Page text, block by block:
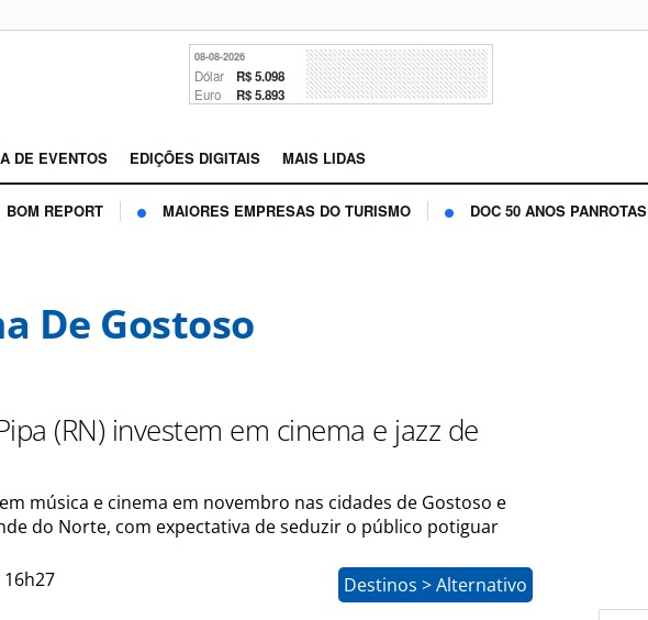
08-08-2026
Dólar R$ 5.098
Euro R$ 5.893
DE EVENTOS EDIÇÕES DIGITAIS MAIS LIDAS
BOM REPORT MAIORES EMPRESAS DO TURISMO DOC 50 ANOS PANROTAS
De Gostoso
(RN) investem em cinema e jazz de
música e cinema em novembro nas cidades de Gostoso e
do Norte, com expectativa de seduzir o público potiguar
Destinos > Alternativo